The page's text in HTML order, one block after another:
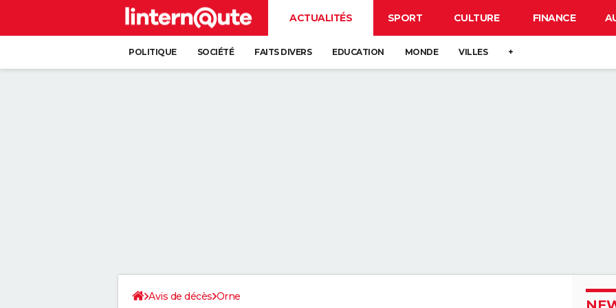
ACTUALITÉS SPORT CULTURE FINANCE
POLITIQUE SOCIÉTÉ FAITS DIVERS EDUCATION MONDE VILLES +
Avis de décès Orne